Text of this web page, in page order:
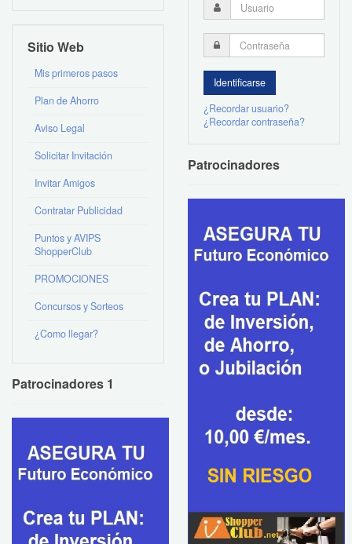
Sitio Web
Mis primeros pasos
Plan de Ahorro
Aviso Legal
Solicitar Invitación
Invitar Amigos
Contratar Publicidad
Puntos y AVIPS
ShopperClub
PROMOCIONES
Concursos y Sorteos
¿Como llegar?
Patrocinadores 1
¿Recordar usuario?
¿Recordar contraseña?
Patrocinadores